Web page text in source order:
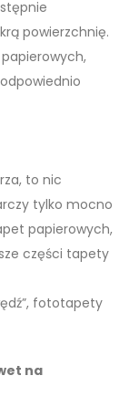
powierzchnię.
to nic
tylko mocno
papierowych,
części tapety
fototapety
na